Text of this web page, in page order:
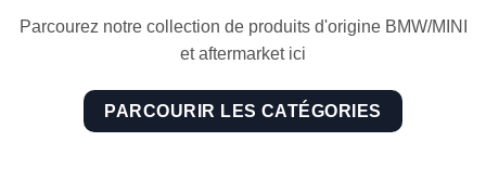
Parcourez notre collection de produits d'origine BMW/MINI
et aftermarket ici
PARCOURIR LES CATÉGORIES